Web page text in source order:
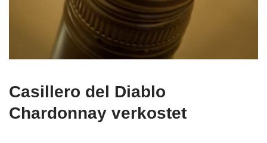
Casillero del Diablo
Chardonnay verkostet